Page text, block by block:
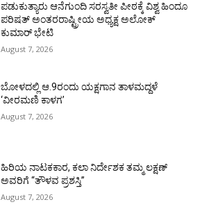
ಪಡುಕುತ್ಯಾರು ಆನೆಗುಂದಿ ಸರಸ್ವತೀ ಪೀಠಕ್ಕೆ ವಿಶ್ವ ಹಿಂದೂ
ಪರಿಷತ್ ಅಂತರರಾಷ್ಟ್ರೀಯ ಅಧ್ಯಕ್ಷ ಅಲೋಕ್
ಕುಮಾರ್ ಭೇಟಿ
August 7, 2026
ಬೋಳದಲ್ಲಿ ಆ.9ರಂದು ಯಕ್ಷಗಾನ ತಾಳಮದ್ದಳೆ
‘ವೀರಮಣಿ ಕಾಳಗ’
August 7, 2026
ಹಿರಿಯ ನಾಟಕಕಾರ, ಕಲಾ ನಿರ್ದೇಶಕ ತಮ್ಮ ಲಕ್ಷಣ್
ಅವರಿಗೆ “ತೌಳವ ಪ್ರಶಸ್ತಿ”
August 7, 2026